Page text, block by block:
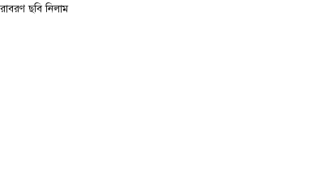
ছবি নিলাম